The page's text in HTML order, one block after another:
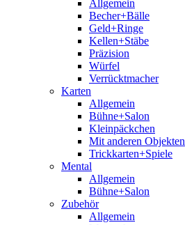
Allgemein
Becher+Bälle
Geld+Ringe
Kellen+Stäbe
Präzision
Würfel
Verrücktmacher
Karten
Allgemein
Bühne+Salon
Kleinpäckchen
Mit anderen Objekten
Trickkarten+Spiele
Mental
Allgemein
Bühne+Salon
Zubehör
Allgemein